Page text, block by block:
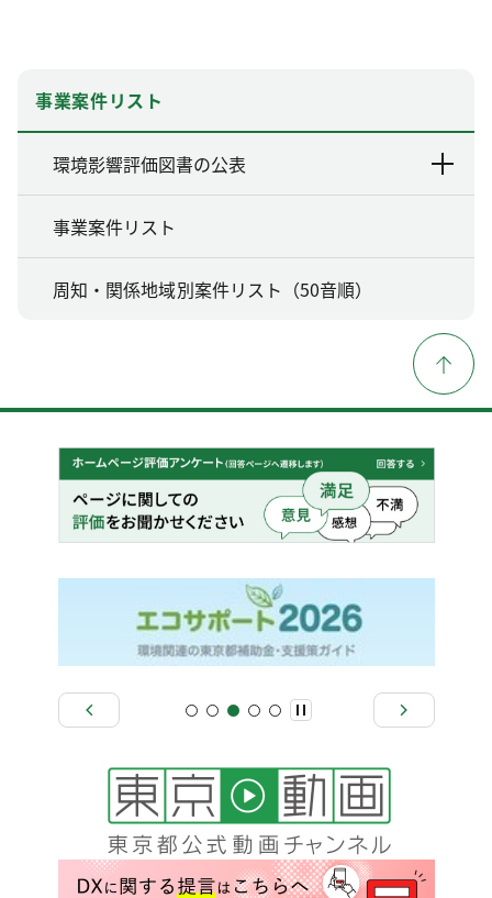
事業案件リスト
環境影響評価図書の公表
事業案件リスト
周知・関係地域別案件リスト（50音順）